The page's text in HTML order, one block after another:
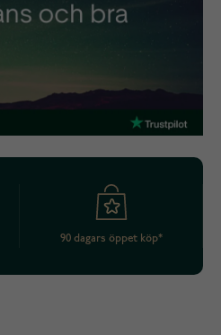
90 dagars öppet köp*